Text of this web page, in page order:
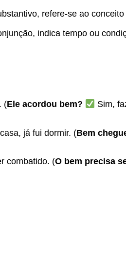
refere-se ao
indica tempo ou
(Ele acordou bem? Sim,
já fui dormir. (Bem
combatido. (O bem precisa